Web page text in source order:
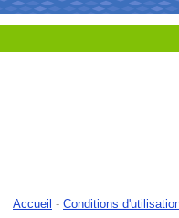
Accueil - Conditions